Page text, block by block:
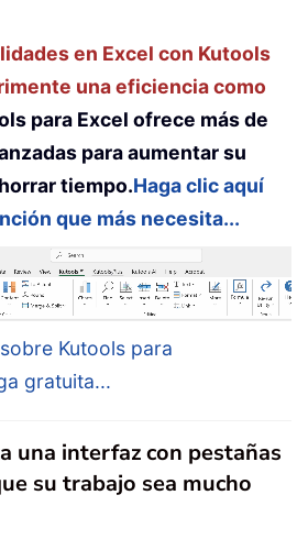
en Excel con Kutools
una eficiencia como
para Excel ofrece más de
para aumentar su
tiempo.Haga clic aquí
que más necesita...
Kutools para
gratuita...
una interfaz con pestañas
su trabajo sea mucho